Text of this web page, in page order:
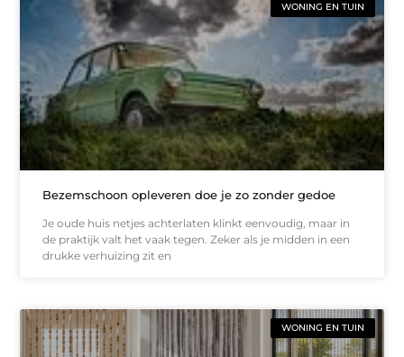
WONING EN TUIN
Bezemschoon opleveren doe je zo zonder gedoe
Je oude huis netjes achterlaten klinkt eenvoudig, maar in
de praktijk valt het vaak tegen. Zeker als je midden in een
drukke verhuizing zit en
WONING EN TUIN